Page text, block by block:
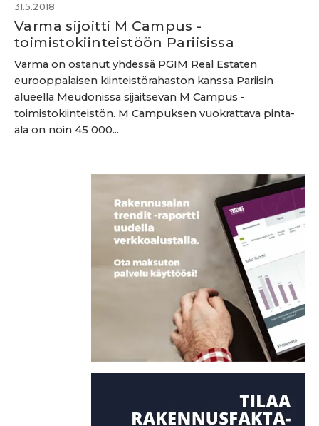
31.5.2018
Varma sijoitti M Campus -
toimistokiinteistöön Pariisissa
Varma on ostanut yhdessä PGIM Real Estaten
eurooppalaisen kiinteistörahaston kanssa Pariisin
alueella Meudonissa sijaitsevan M Campus -
toimistokiinteistön. M Campuksen vuokrattava pinta-
ala on noin 45 000...